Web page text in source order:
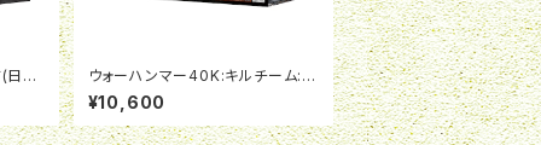
日本
ウォーハンマー40K:キルチーム:ハ
イエロテック・サークル
¥10,600